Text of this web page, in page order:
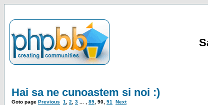
Hai sa ne cunoastem si noi :)
Goto page Previous 1 2 3 89 90 91 Next